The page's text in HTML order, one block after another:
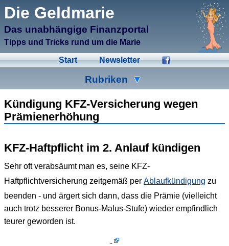
Die Geldmarie
Das unabhängige Finanzportal
Tipps und Tricks rund um die Marie
Start Newsletter
Rubriken
Bausparen Beihilfen
Kleingeld Kredite Spartipps
Urlaub Versicherungen
Wertpapiere
Kündigung KFZ-Versicherung wegen
Prämienerhöhung
KFZ-Haftpflicht im 2. Anlauf kündigen
Sehr oft verabsäumt man es, seine KFZ-
Haftpflichtversicherung zeitgemäß per Ablaufkündigung zu
beenden - und ärgert sich dann, dass die Prämie (vielleicht
auch trotz besserer Bonus-Malus-Stufe) wieder empfindlich
teurer geworden ist.
μCMS α1.6
Validate HTML
Validate CSS
Check Links
Manage Files
↑E
↑C Create New Page